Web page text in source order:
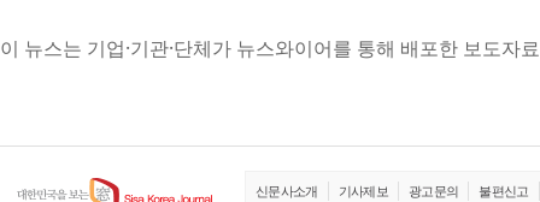
이 뉴스는 기업·기관·단체가 뉴스와이어를 통해 배포한 보도자